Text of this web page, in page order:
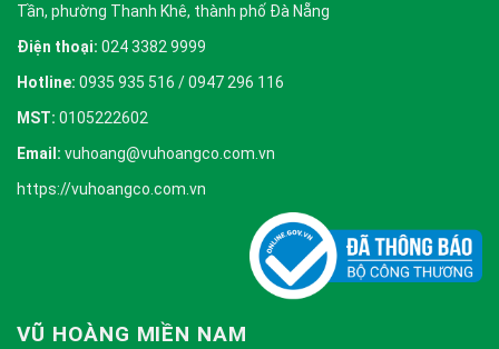
Tần, phường Thanh Khê, thành phố Đà Nẵng
Điện thoại: 024 3382 9999
Hotline: 0935 935 516 / 0947 296 116
MST: 0105222602
Email: vuhoang@vuhoangco.com.vn
https://vuhoangco.com.vn
VŨ HOÀNG MIỀN NAM